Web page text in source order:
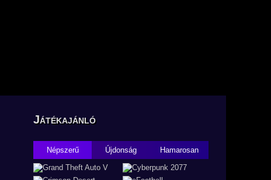
Játékajánló
Népszerű Újdonság Hamarosan